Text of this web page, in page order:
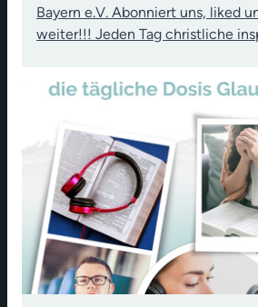
Bayern e.V. Abonniert uns, liked
weiter!!! Jeden Tag christliche